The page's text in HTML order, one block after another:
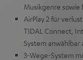
Musikgenre sowie
AirPlay 2 für
TIDAL Connect,
System anwählbar
3-Wege-System